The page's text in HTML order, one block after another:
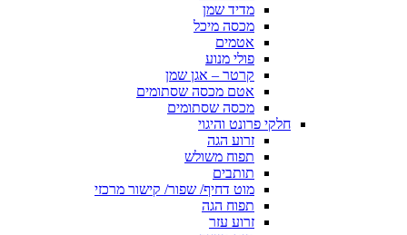
מדיד שמן
מכסה מיכל
אטמים
פולי מנוע
קרטר – אגן שמן
אטם מכסה שסתומים
מכסה שסתומים
חלקי פרונט והיגוי
זרוע הגה
תפוח משולש
תותבים
מוט דחיף/ שפור/ קישור מרכזי
תפוח הגה
זרוע עזר